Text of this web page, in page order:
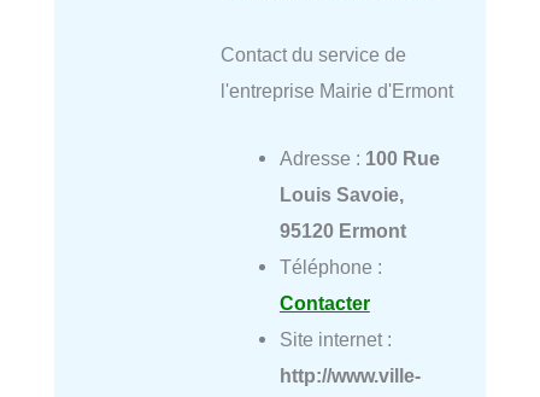
Contact du service de
l'entreprise Mairie d'Ermont
Adresse : 100 Rue
Louis Savoie,
95120 Ermont
Téléphone :
Contacter
Site internet :
http://www.ville-